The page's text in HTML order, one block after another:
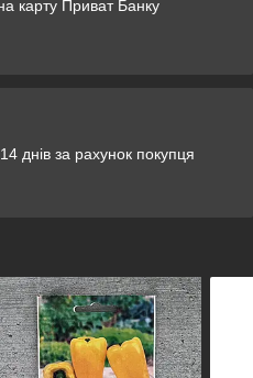
карту Приват Банку
днів за рахунок покупця